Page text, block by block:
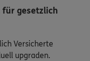
für gesetzlich
Versicherte
upgraden.